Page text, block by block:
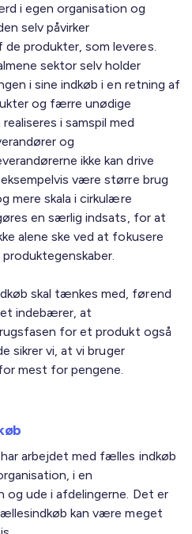
i egen organisation og
selv påvirker
produkter, som leveres.
sektor selv holder
i sine indkøb i en retning af
og færre unødige
i samspil med
og
ikke kan drive
være større brug
mere skala i cirkulære
en særlig indsats, for at
alene ske ved at fokusere
skal tænkes med, førend
indebærer, at
for et produkt også
sikrer vi, at vi bruger
mest for pengene.
arbejdet med fælles indkøb
i en
og ude i afdelingerne. Det er
kan være meget